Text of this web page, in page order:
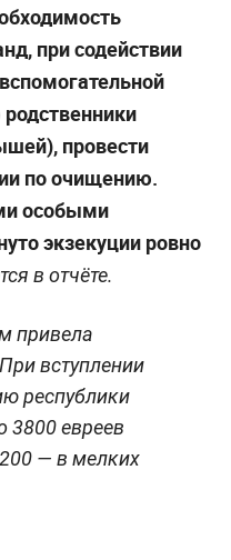
при содействии
провести
по очищению.
особыми
экзекуции ровно
в отчёте.
привела
вступлении
республики
3800 евреев
— в мелких